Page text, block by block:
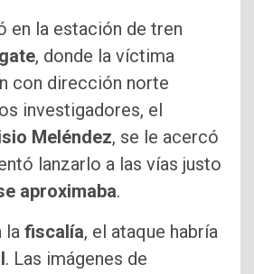
en la estación de tren
, donde la víctima
con dirección norte
investigadores, el
Meléndez, se le acercó
lanzarlo a las vías justo
aproximaba.
la fiscalía, el ataque habría
. Las imágenes de